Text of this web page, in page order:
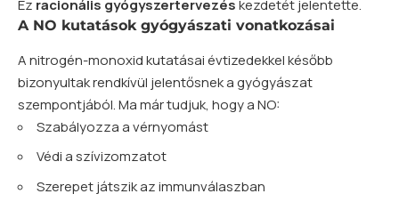
Ez racionális gyógyszertervezéskezdetét jelentette.
A NO kutatások gyógyászati vonatkozásai
A nitrogén-monoxid kutatásai évtizedekkel később
bizonyultak rendkívül jelentősnek a gyógyászat
szempontjából. Ma már tudjuk, hogy a NO:
Szabályozza a vérnyomást
Védi a szívizomzatot
Szerepet játszik az immunválaszban